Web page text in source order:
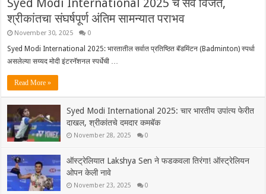
Syed Modi International 2025 चे सर्व विजेते,
श्रीकांतचा संघर्षपूर्ण अंतिम सामन्यात पराभव
November 30, 2025 0
Syed Modi International 2025: भारतातील सर्वात प्रतिष्ठित बॅडमिंटन (Badminton) स्पर्धा
असलेल्या सय्यद मोदी इंटरनॅशनल स्पर्धेची …
Read More »
Syed Modi International 2025: चार भारतीय उपांत्य फेरीत
दाखल, श्रीकांतचे दमदार कमबॅक
November 28, 2025 0
ऑस्ट्रेलियात Lakshya Sen ने फडकवला तिरंगा! ऑस्ट्रेलियन
ओपन केली नावे
November 23, 2025 0